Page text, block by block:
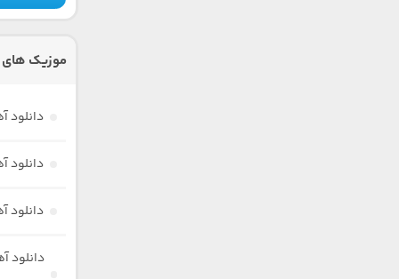
موزیک